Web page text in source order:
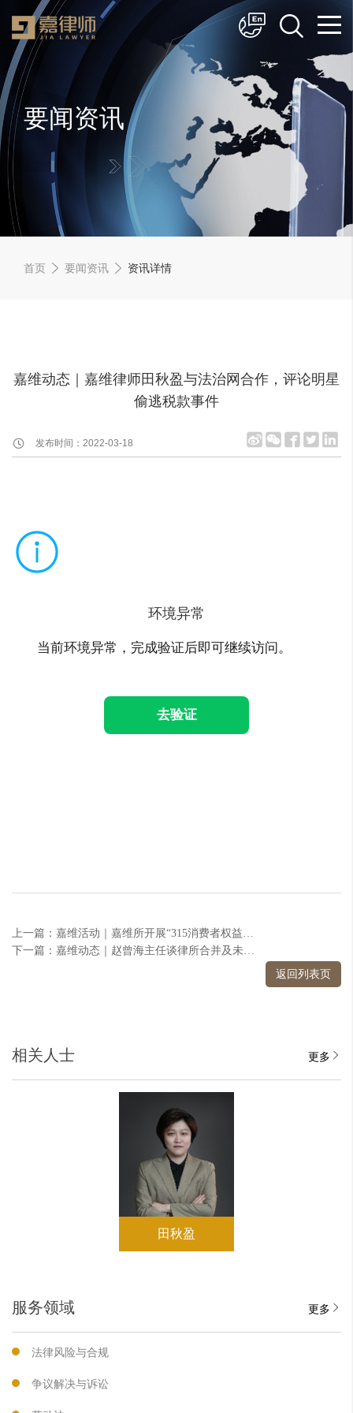
简体中文
English
要闻资讯
首页 要闻资讯 资讯详情
嘉维动态｜嘉维律师田秋盈与法治网合作，评论明星
偷逃税款事件
发布时间：2022-03-18
环境异常
当前环境异常，完成验证后即可继续访问。
去验证
上一篇：嘉维活动｜嘉维所开展“315消费者权益保护法”普法宣传
下一篇：嘉维动态｜赵曾海主任谈律所合并及未来发展
返回列表页
相关人士 更多
田秋盈
服务领域 更多
法律风险与合规
争议解决与诉讼